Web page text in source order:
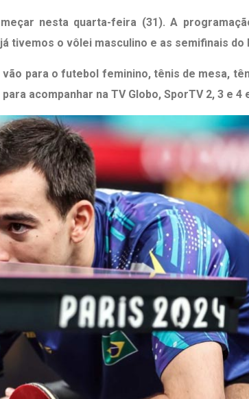
nesta quarta-feira (31). A
tivemos o vôlei masculino e as semifinais do
para o futebol feminino, tênis de mesa,
acompanhar na TV Globo, SporTV 2, 3 e 4
- São Pedro Do Bairro Olhos
2018 09 JAN